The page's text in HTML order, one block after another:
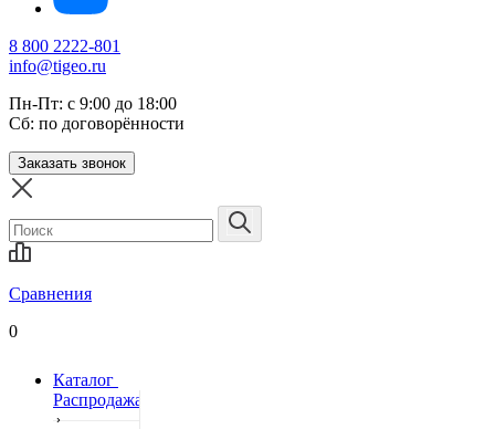
8 800 2222-801
info@tigeo.ru
Пн-Пт: с 9:00 до 18:00
Сб: по договорённости
Заказать звонок
Сравнения
0
Каталог
Распродажа